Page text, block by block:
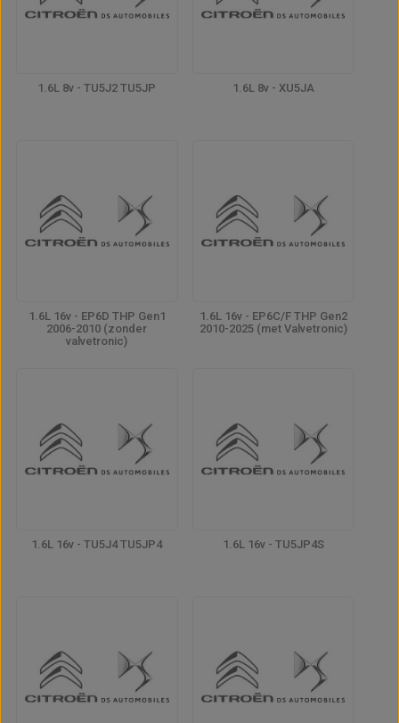
1.6L 8v - TU5J2 TU5JP 1.6L 8v - XU5JA
1.6L 16v - EP6D THP Gen1
2006-2010 (zonder
valvetronic)
1.6L 16v - EP6C/F THP Gen2
2010-2025 (met Valvetronic)
1.6L 16v - TU5J4 TU5JP4 1.6L 16v - TU5JP4S